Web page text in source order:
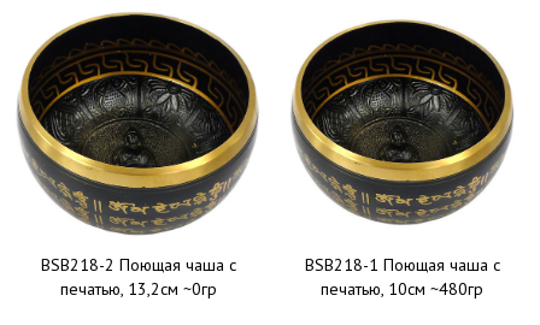
BSB218-2 Поющая чаша с
печатью, 13,2см ~0гр
BSB218-1 Поющая чаша с
печатью, 10см ~480гр